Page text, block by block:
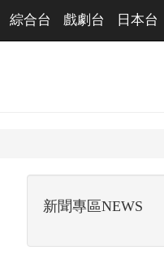
綜合台 戲劇台 日本台
新聞專區NEWS